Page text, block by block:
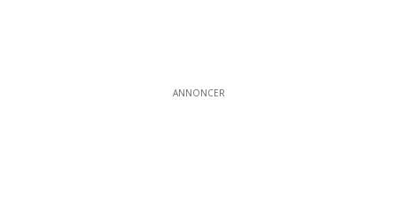
ANNONCER